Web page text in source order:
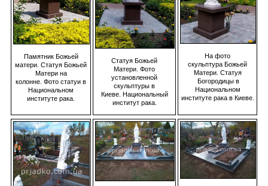
Памятник Божьей
матери. Статуя Божьей
Матери на
колонне. Фото статуи в
Национальном
институте рака.
Статуя Божьей
Матери. Фото
установленной
скульптуры в
Киеве. Национальный
институт рака.
На фото
скульптура Божьей
Матери. Статуя
Богородицы в
Национальном
институте рака в Киеве.